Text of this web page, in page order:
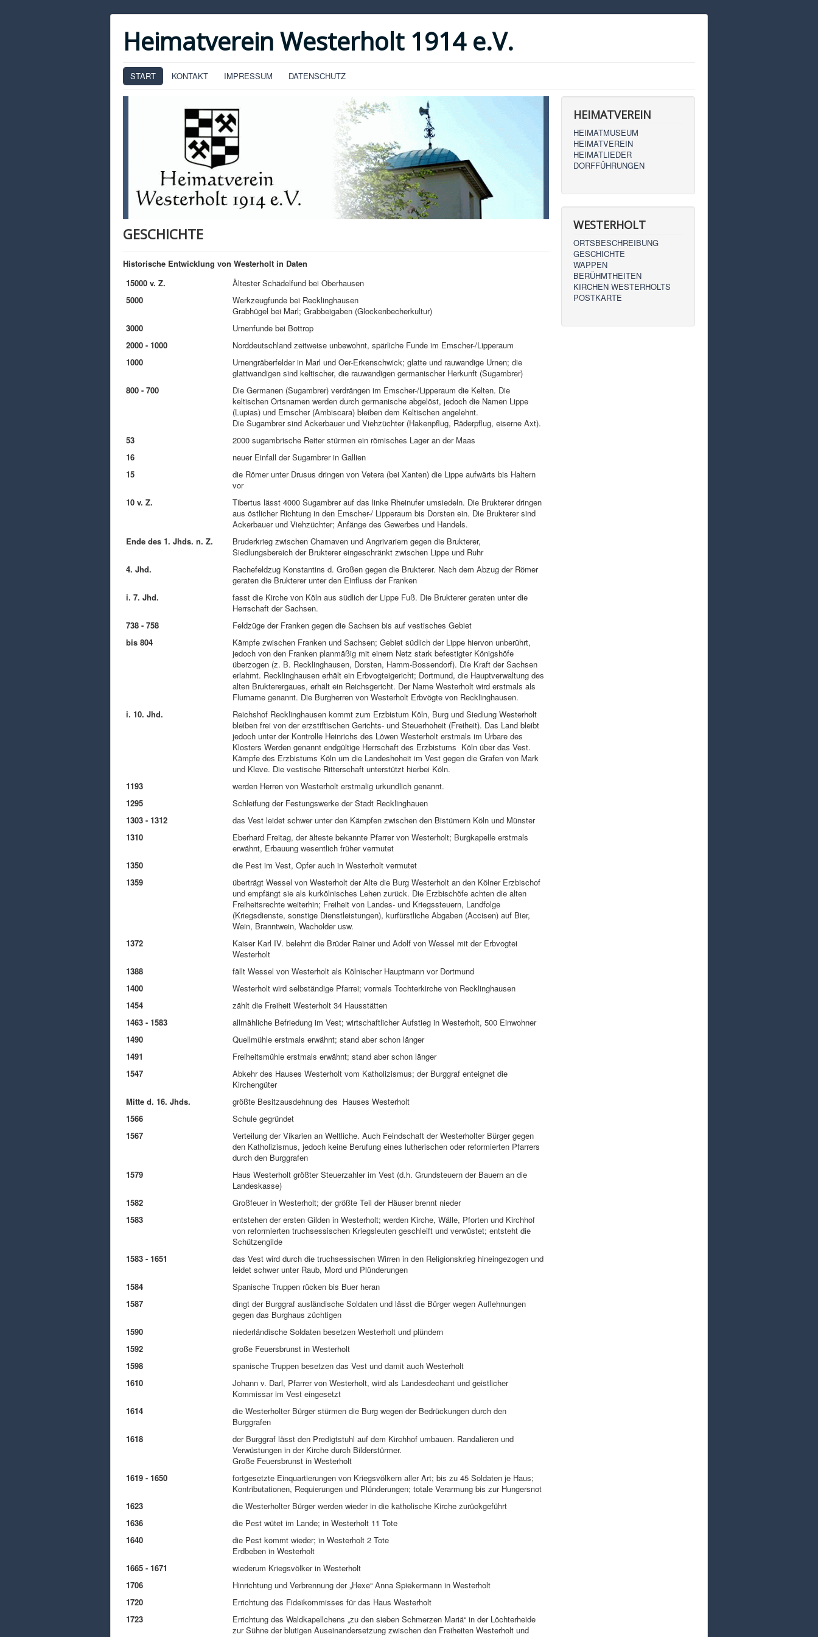
Heimatverein Westerholt 1914 e.V.
START KONTAKT IMPRESSUM DATENSCHUTZ
GESCHICHTE
Historische Entwicklung von Westerholt in Daten
15000 v. Z.
Ältester Schädelfund bei Oberhausen
5000
Werkzeugfunde bei Recklinghausen
Grabhügel bei Marl; Grabbeigaben (Glockenbecherkultur)
3000
Urnenfunde bei Bottrop
2000 - 1000
Norddeutschland zeitweise unbewohnt, spärliche Funde im Emscher-/Lipperaum
1000
Urnengräberfelder in Marl und Oer-Erkenschwick; glatte und rauwandige Urnen; die
glattwandigen sind keltischer, die rauwandigen germanischer Herkunft (Sugambrer)
800 - 700
Die Germanen (Sugambrer) verdrängen im Emscher-/Lipperaum die Kelten. Die
keltischen Ortsnamen werden durch germanische abgelöst, jedoch die Namen Lippe
(Lupias) und Emscher (Ambiscara) bleiben dem Keltischen angelehnt.
Die Sugambrer sind Ackerbauer und Viehzüchter (Hakenpflug, Räderpflug, eiserne Axt).
53
2000 sugambrische Reiter stürmen ein römisches Lager an der Maas
16
neuer Einfall der Sugambrer in Gallien
15
die Römer unter Drusus dringen von Vetera (bei Xanten) die Lippe aufwärts bis Haltern
vor
10 v. Z.
Tibertus lässt 4000 Sugambrer auf das linke Rheinufer umsiedeln. Die Brukterer dringen
aus östlicher Richtung in den Emscher-/ Lipperaum bis Dorsten ein. Die Brukterer sind
Ackerbauer und Viehzüchter; Anfänge des Gewerbes und Handels.
Ende des 1. Jhds. n. Z.
Bruderkrieg zwischen Chamaven und Angrivariern gegen die Brukterer,
Siedlungsbereich der Brukterer eingeschränkt zwischen Lippe und Ruhr
4. Jhd.
Rachefeldzug Konstantins d. Großen gegen die Brukterer. Nach dem Abzug der Römer
geraten die Brukterer unter den Einfluss der Franken
i. 7. Jhd.
fasst die Kirche von Köln aus südlich der Lippe Fuß. Die Brukterer geraten unter die
Herrschaft der Sachsen.
738 - 758
Feldzüge der Franken gegen die Sachsen bis auf vestisches Gebiet
bis 804
Kämpfe zwischen Franken und Sachsen; Gebiet südlich der Lippe hiervon unberührt,
jedoch von den Franken planmäßig mit einem Netz stark befestigter Königshöfe
überzogen (z. B. Recklinghausen, Dorsten, Hamm-Bossendorf). Die Kraft der Sachsen
erlahmt. Recklinghausen erhält ein Erbvogteigericht; Dortmund, die Hauptverwaltung des
alten Brukterergaues, erhält ein Reichsgericht. Der Name Westerholt wird erstmals als
Flurname genannt. Die Burgherren von Westerholt Erbvögte von Recklinghausen.
i. 10. Jhd.
Reichshof Recklinghausen kommt zum Erzbistum Köln, Burg und Siedlung Westerholt
bleiben frei von der erzstiftischen Gerichts- und Steuerhoheit (Freiheit). Das Land bleibt
jedoch unter der Kontrolle Heinrichs des Löwen Westerholt erstmals im Urbare des
Klosters Werden genannt endgültige Herrschaft des Erzbistums Köln über das Vest.
Kämpfe des Erzbistums Köln um die Landeshoheit im Vest gegen die Grafen von Mark
und Kleve. Die vestische Ritterschaft unterstützt hierbei Köln.
1193
werden Herren von Westerholt erstmalig urkundlich genannt.
1295
Schleifung der Festungswerke der Stadt Recklinghauen
1303 - 1312
das Vest leidet schwer unter den Kämpfen zwischen den Bistümern Köln und Münster
1310
Eberhard Freitag, der älteste bekannte Pfarrer von Westerholt; Burgkapelle erstmals
erwähnt, Erbauung wesentlich früher vermutet
1350
die Pest im Vest, Opfer auch in Westerholt vermutet
1359
überträgt Wessel von Westerholt der Alte die Burg Westerholt an den Kölner Erzbischof
und empfängt sie als kurkölnisches Lehen zurück. Die Erzbischöfe achten die alten
Freiheitsrechte weiterhin; Freiheit von Landes- und Kriegssteuern, Landfolge
(Kriegsdienste, sonstige Dienstleistungen), kurfürstliche Abgaben (Accisen) auf Bier,
Wein, Branntwein, Wacholder usw.
1372
Kaiser Karl IV. belehnt die Brüder Rainer und Adolf von Wessel mit der Erbvogtei
Westerholt
1388
fällt Wessel von Westerholt als Kölnischer Hauptmann vor Dortmund
1400
Westerholt wird selbständige Pfarrei; vormals Tochterkirche von Recklinghausen
1454
zählt die Freiheit Westerholt 34 Hausstätten
1463 - 1583
allmähliche Befriedung im Vest; wirtschaftlicher Aufstieg in Westerholt, 500 Einwohner
1490
Quellmühle erstmals erwähnt; stand aber schon länger
1491
Freiheitsmühle erstmals erwähnt; stand aber schon länger
1547
Abkehr des Hauses Westerholt vom Katholizismus; der Burggraf enteignet die
Kirchengüter
Mitte d. 16. Jhds.
größte Besitzausdehnung des Hauses Westerholt
1566
Schule gegründet
1567
Verteilung der Vikarien an Weltliche. Auch Feindschaft der Westerholter Bürger gegen
den Katholizismus, jedoch keine Berufung eines lutherischen oder reformierten Pfarrers
durch den Burggrafen
1579
Haus Westerholt größter Steuerzahler im Vest (d.h. Grundsteuern der Bauern an die
Landeskasse)
1582
Großfeuer in Westerholt; der größte Teil der Häuser brennt nieder
1583
entstehen der ersten Gilden in Westerholt; werden Kirche, Wälle, Pforten und Kirchhof
von reformierten truchsessischen Kriegsleuten geschleift und verwüstet; entsteht die
Schützengilde
1583 - 1651
das Vest wird durch die truchsessischen Wirren in den Religionskrieg hineingezogen und
leidet schwer unter Raub, Mord und Plünderungen
1584
Spanische Truppen rücken bis Buer heran
1587
dingt der Burggraf ausländische Soldaten und lässt die Bürger wegen Auflehnungen
gegen das Burghaus züchtigen
1590
niederländische Soldaten besetzen Westerholt und plündern
1592
große Feuersbrunst in Westerholt
1598
spanische Truppen besetzen das Vest und damit auch Westerholt
1610
Johann v. Darl, Pfarrer von Westerholt, wird als Landesdechant und geistlicher
Kommissar im Vest eingesetzt
1614
die Westerholter Bürger stürmen die Burg wegen der Bedrückungen durch den
Burggrafen
1618
der Burggraf lässt den Predigtstuhl auf dem Kirchhof umbauen. Randalieren und
Verwüstungen in der Kirche durch Bilderstürmer.
Große Feuersbrunst in Westerholt
1619 - 1650
fortgesetzte Einquartierungen von Kriegsvölkern aller Art; bis zu 45 Soldaten je Haus;
Kontributationen, Requierungen und Plünderungen; totale Verarmung bis zur Hungersnot
1623
die Westerholter Bürger werden wieder in die katholische Kirche zurückgeführt
1636
die Pest wütet im Lande; in Westerholt 11 Tote
1640
die Pest kommt wieder; in Westerholt 2 Tote
Erdbeben in Westerholt
1665 - 1671
wiederum Kriegsvölker in Westerholt
1706
Hinrichtung und Verbrennung der „Hexe“ Anna Spiekermann in Westerholt
1720
Errichtung des Fideikommisses für das Haus Westerholt
1723
Errichtung des Waldkapellchens „zu den sieben Schmerzen Mariä“ in der Löchterheide
zur Sühne der blutigen Auseinandersetzung zwischen den Freiheiten Westerholt und
HEIMATVEREIN
HEIMATMUSEUM
HEIMATVEREIN
HEIMATLIEDER
DORFFÜHRUNGEN
WESTERHOLT
ORTSBESCHREIBUNG
GESCHICHTE
WAPPEN
BERÜHMTHEITEN
KIRCHEN WESTERHOLTS
POSTKARTE